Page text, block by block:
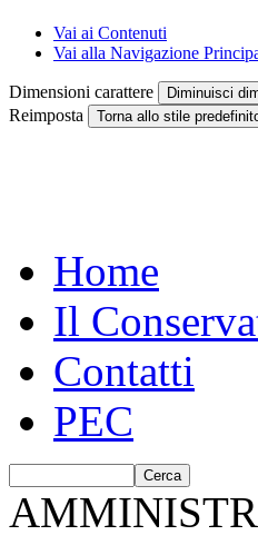
Vai ai Contenuti
Vai alla Navigazione
Dimensioni carattere Diminuisci
Reimposta Torna allo stile
Home
Il
Contatti
PEC